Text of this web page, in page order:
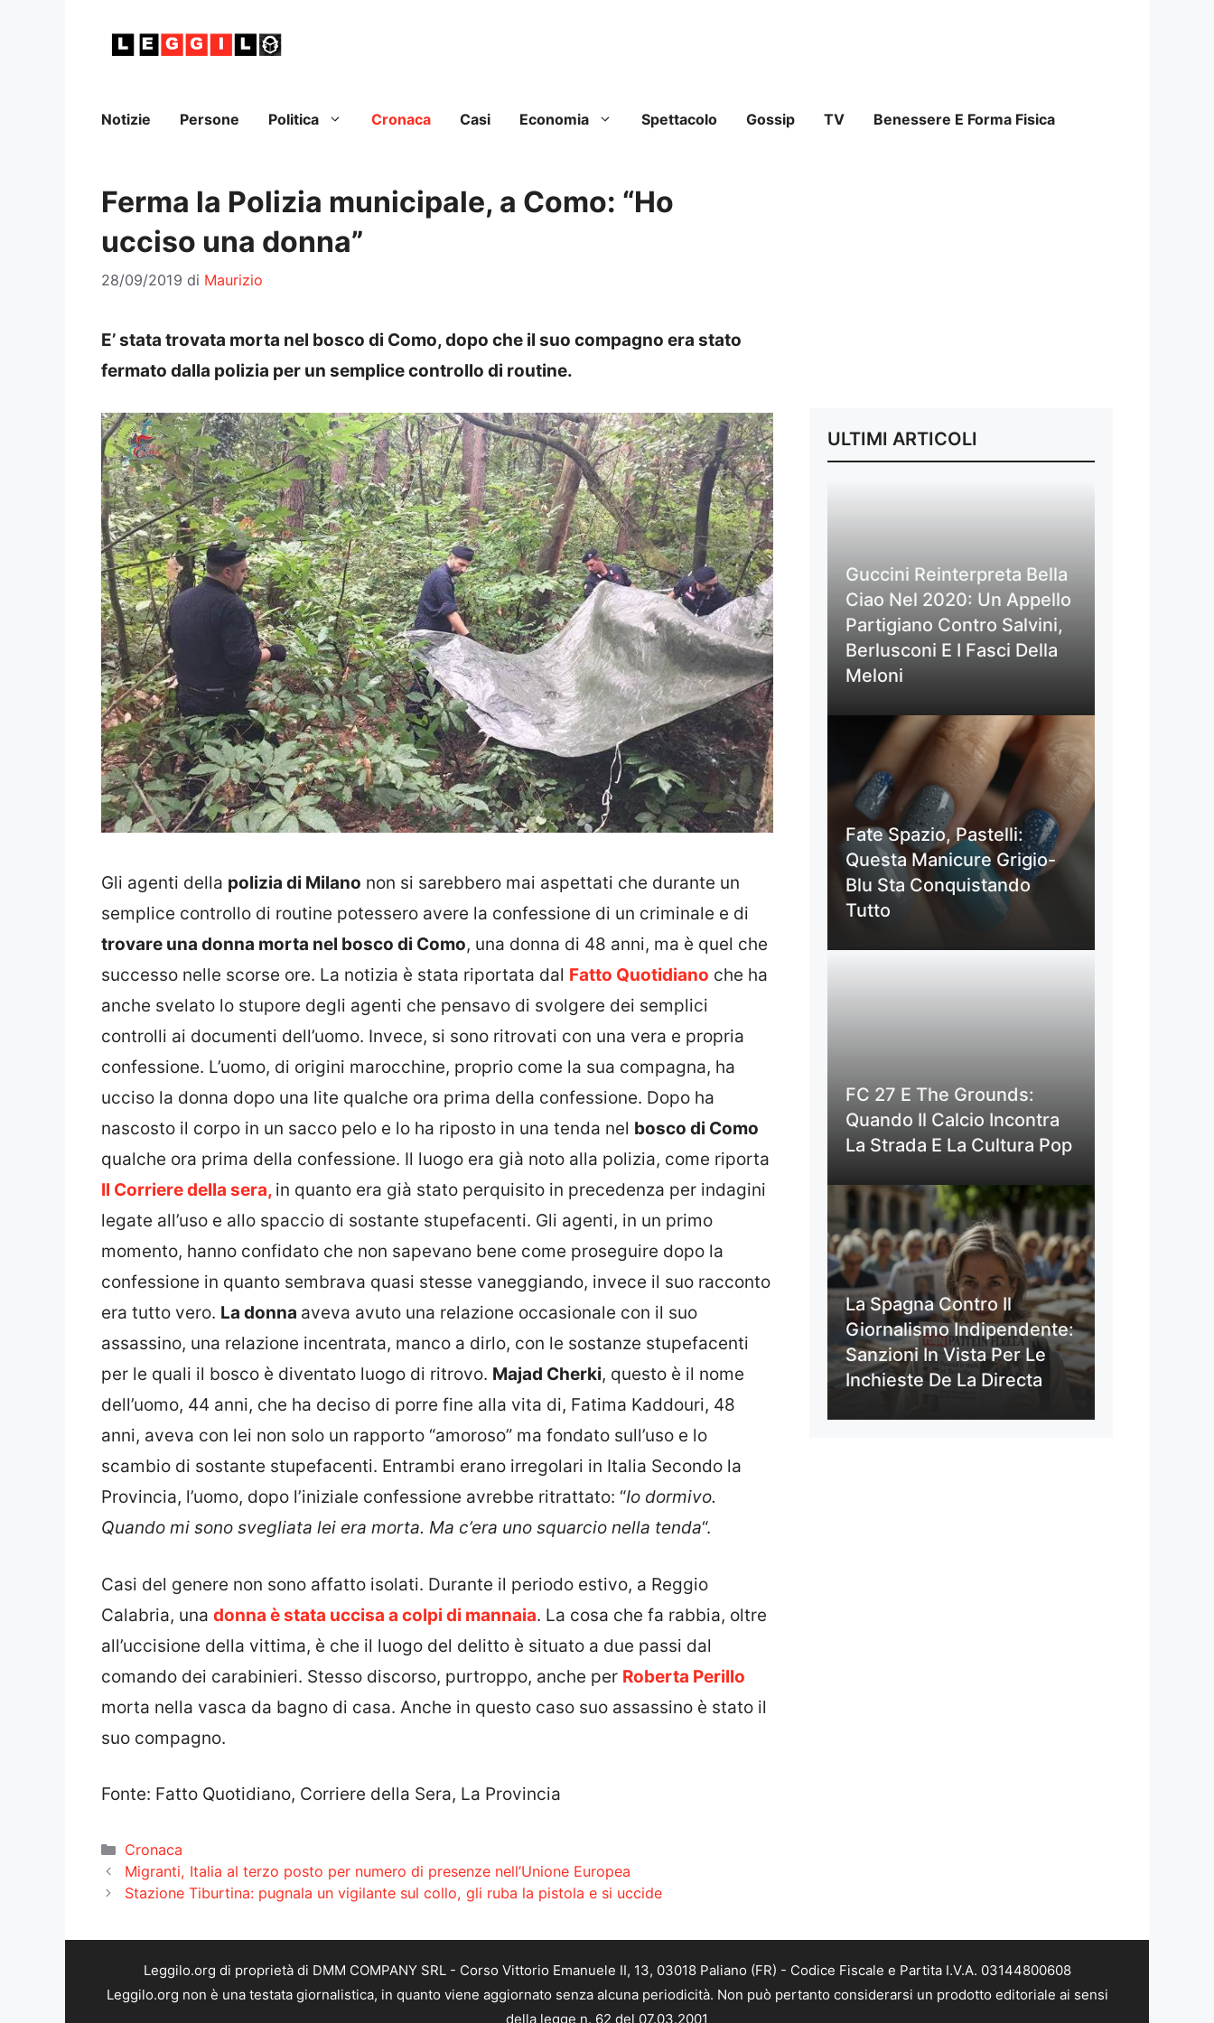
Notizie Persone Politica Cronaca Casi Economia Spettacolo Gossip TV Benessere E Forma Fisica
Ferma la Polizia municipale, a Como: “Ho
ucciso una donna”
28/09/2019 di Maurizio
E’ stata trovata morta nel bosco di Como, dopo che il suo compagno era stato
fermato dalla polizia per un semplice controllo di routine.
Gli agenti della polizia di Milano non si sarebbero mai aspettati che durante un
semplice controllo di routine potessero avere la confessione di un criminale e di
trovare una donna morta nel bosco di Como, una donna di 48 anni, ma è quel che
successo nelle scorse ore. La notizia è stata riportata dal Fatto Quotidiano che ha
anche svelato lo stupore degli agenti che pensavo di svolgere dei semplici
controlli ai documenti dell’uomo. Invece, si sono ritrovati con una vera e propria
confessione. L’uomo, di origini marocchine, proprio come la sua compagna, ha
ucciso la donna dopo una lite qualche ora prima della confessione. Dopo ha
nascosto il corpo in un sacco pelo e lo ha riposto in una tenda nel bosco di Como
qualche ora prima della confessione. Il luogo era già noto alla polizia, come riporta
Il Corriere della sera, in quanto era già stato perquisito in precedenza per indagini
legate all’uso e allo spaccio di sostante stupefacenti. Gli agenti, in un primo
momento, hanno confidato che non sapevano bene come proseguire dopo la
confessione in quanto sembrava quasi stesse vaneggiando, invece il suo racconto
era tutto vero. La donna aveva avuto una relazione occasionale con il suo
assassino, una relazione incentrata, manco a dirlo, con le sostanze stupefacenti
per le quali il bosco è diventato luogo di ritrovo. Majad Cherki, questo è il nome
dell’uomo, 44 anni, che ha deciso di porre fine alla vita di, Fatima Kaddouri, 48
anni, aveva con lei non solo un rapporto “amoroso” ma fondato sull’uso e lo
scambio di sostante stupefacenti. Entrambi erano irregolari in Italia Secondo la
Provincia, l’uomo, dopo l’iniziale confessione avrebbe ritrattato: “Io dormivo.
Quando mi sono svegliata lei era morta. Ma c’era uno squarcio nella tenda“.
Casi del genere non sono affatto isolati. Durante il periodo estivo, a Reggio
Calabria, una donna è stata uccisa a colpi di mannaia. La cosa che fa rabbia, oltre
all’uccisione della vittima, è che il luogo del delitto è situato a due passi dal
comando dei carabinieri. Stesso discorso, purtroppo, anche per Roberta Perillo
morta nella vasca da bagno di casa. Anche in questo caso suo assassino è stato il
suo compagno.
Fonte: Fatto Quotidiano, Corriere della Sera, La Provincia
Categorie
Cronaca
Migranti, Italia al terzo posto per numero di presenze nell’Unione Europea
Stazione Tiburtina: pugnala un vigilante sul collo, gli ruba la pistola e si uccide
ULTIMI ARTICOLI
Guccini Reinterpreta Bella
Ciao Nel 2020: Un Appello
Partigiano Contro Salvini,
Berlusconi E I Fasci Della
Meloni
Fate Spazio, Pastelli:
Questa Manicure Grigio-
Blu Sta Conquistando
Tutto
FC 27 E The Grounds:
Quando Il Calcio Incontra
La Strada E La Cultura Pop
La Spagna Contro Il
Giornalismo Indipendente:
Sanzioni In Vista Per Le
Inchieste De La Directa
Leggilo.org di proprietà di DMM COMPANY SRL - Corso Vittorio Emanuele II, 13, 03018 Paliano (FR) - Codice Fiscale e Partita I.V.A. 03144800608
Leggilo.org non è una testata giornalistica, in quanto viene aggiornato senza alcuna periodicità. Non può pertanto considerarsi un prodotto editoriale ai sensi
della legge n. 62 del 07.03.2001